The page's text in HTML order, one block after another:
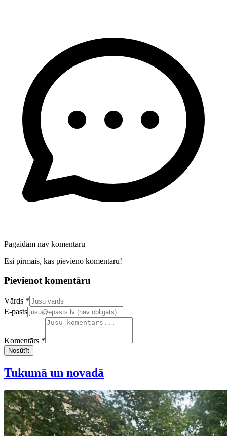
Pagaidām nav komentāru
Esi pirmais, kas pievieno komentāru!
Pievienot komentāru
Confirm your email address
Vārds *
E-pasts
Komentārs *
Nosūtīt
Tukumā un novadā